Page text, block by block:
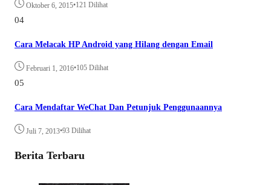
Oktober 6, 2015•121 Dilihat
04
Cara Melacak HP Android yang Hilang dengan Email
Februari 1, 2016•105 Dilihat
05
Cara Mendaftar WeChat Dan Petunjuk Penggunaannya
Juli 7, 2013•93 Dilihat
Berita Terbaru